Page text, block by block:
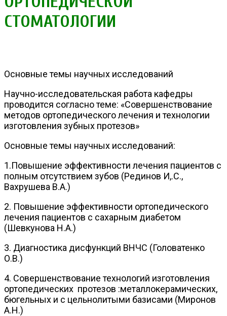
СТОМАТОЛОГИИ
Основные темы научных исследований
Научно-исследовательская работа кафедры
проводится согласно теме: «Совершенствование
методов ортопедического лечения и технологии
изготовления зубных протезов»
Основные темы научных исследований:
1.Повышение эффективности лечения пациентов с
полным отсутствием зубов (Рединов И,.С.,
Вахрушева В.А.)
2. Повышение эффективности ортопедического
лечения пациентов с сахарным диабетом
(Шевкунова Н.А.)
3. Диагностика дисфункций ВНЧС (Головатенко
О.В.)
4. Совершенствование технологий изготовления
ортопедических протезов :металлокерамических,
бюгельных и с цельнолитыми базисами (Миронов
А.Н.)